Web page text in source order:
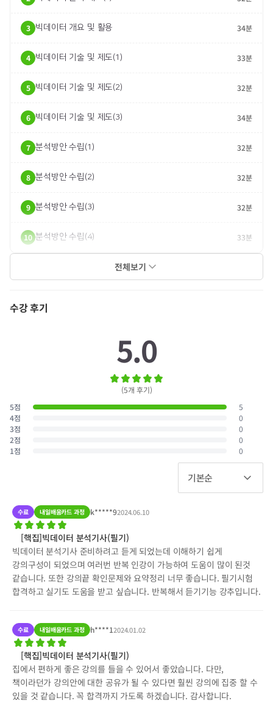
3 빅데이터 개요 및 활용 34분
4 빅데이터 기술 및 제도(1) 33분
5 빅데이터 기술 및 제도(2) 32분
6 빅데이터 기술 및 제도(3) 34분
7 분석방안 수립(1) 32분
8 분석방안 수립(2) 32분
9 분석방안 수립(3) 32분
10 분석방안 수립(4) 33분
전체보기
수강 후기
5.0
(5개 후기)
5점
5
4점
0
3점
0
2점
0
1점 0
기본순
수료 내일배움카드 과정 k*****92024.06.10
[핵집]빅데이터 분석기사(필기)
빅데이터 분석기사 준비하려고 듣게 되었는데 이해하기 쉽게
강의구성이 되었으며 여러번 반복 인강이 가능하여 도움이 많이 된것
같습니다. 또한 강의끝 확인문제와 요약정리 너무 좋습니다. 필기시험
합격하고 실기도 도움을 받고 싶습니다. 반복해서 듣기기능 강추입니다.
수료 내일배움카드 과정 h****12024.01.02
[핵집]빅데이터 분석기사(필기)
집에서 편하게 좋은 강의를 들을 수 있어서 좋았습니다. 다만,
책이라던가 강의안에 대한 공유가 될 수 있다면 훨씬 강의에 집중 할 수
있을 것 같습니다. 꼭 합격까지 가도록 하겠습니다. 감사합니다.